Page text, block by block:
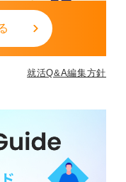
ンやアシスタント
クフローや先輩の
せん。
ンズスタイリング
なたが選ぶそのス
えるかが重要で
すます広がってい
就活Q&A編集方針